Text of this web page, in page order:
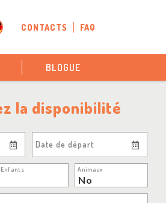
CONTACTS FAQ
BLOGUE
la disponibilité
Date de départ
Enfants Animaux